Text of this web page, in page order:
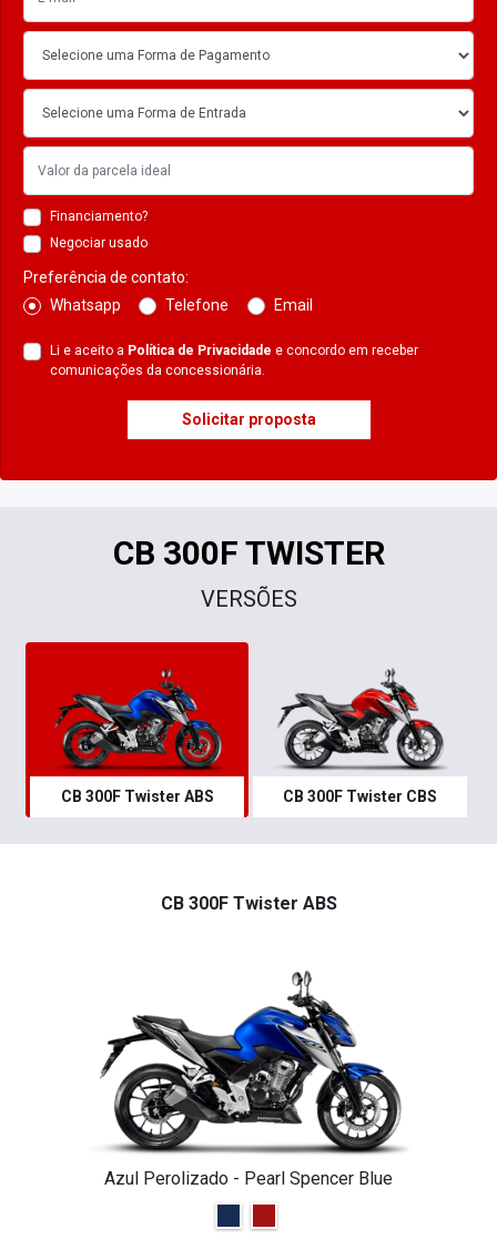
Financiamento?
Negociar usado
Preferência de contato:
Whatsapp
Telefone Email
Li e aceito a Política de Privacidade e concordo em receber
comunicações da concessionária.
Solicitar proposta
CB 300F TWISTER
VERSÕES
CB 300F Twister ABS CB 300F Twister CBS
CB 300F Twister ABS
Azul Perolizado - Pearl Spencer Blue